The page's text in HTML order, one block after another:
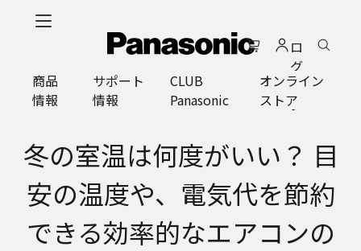
ロ
グ
イ
ン
商品
情報
サポート
情報
CLUB
Panasonic
オンライン
ストア
冬の室温は何度がいい？ 目
安の温度や、電気代を節約
できる効率的なエアコンの